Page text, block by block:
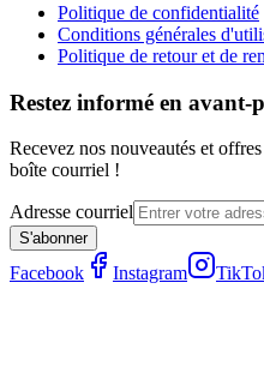
Politique de confidentialité
Conditions générales
Politique de retour et de
Restez informé en avant-
Recevez nos nouveautés et
boîte courriel !
Adresse courriel
S'abonner
Facebook Instagram